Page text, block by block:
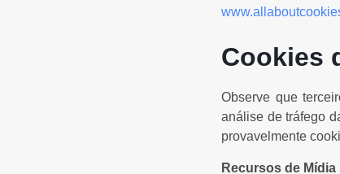
Cookies
Observe que
análise de tráfego
provavelmente
Recursos de Mídia